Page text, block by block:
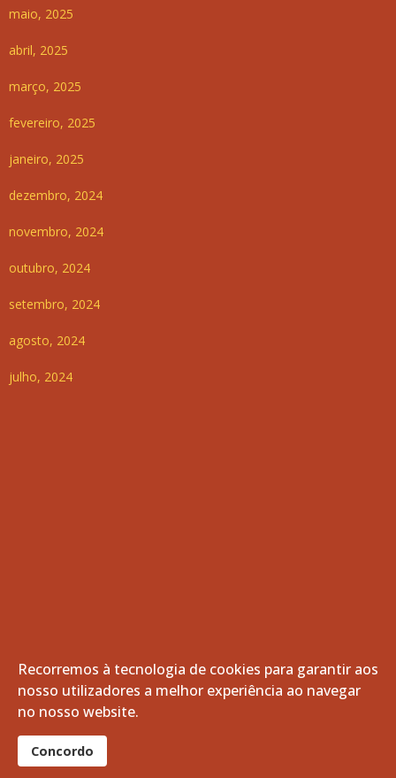
maio, 2025
abril, 2025
março, 2025
fevereiro, 2025
janeiro, 2025
dezembro, 2024
novembro, 2024
outubro, 2024
setembro, 2024
agosto, 2024
julho, 2024
© 2026 Freguesia de Vila de Frades. Todos os direitos
reservados.
Recorremos à tecnologia de cookies para garantir aos
nosso utilizadores a melhor experiência ao navegar
no nosso website.
Concordo